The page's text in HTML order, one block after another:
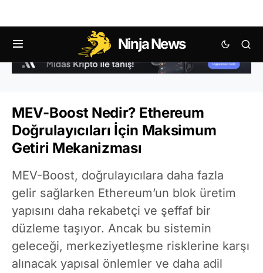
Ninja News
MEV-Boost Nedir? Ethereum
Doğrulayıcıları İçin Maksimum
Getiri Mekanizması
MEV-Boost, doğrulayıcılara daha fazla
gelir sağlarken Ethereum’un blok üretim
yapısını daha rekabetçi ve şeffaf bir
düzleme taşıyor. Ancak bu sistemin
geleceği, merkeziyetleşme risklerine karşı
alınacak yapısal önlemler ve daha adil